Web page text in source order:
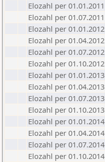
Elozahl per 01.01.2011
Elozahl per 01.07.2011
Elozahl per 01.01.2012
Elozahl per 01.04.2012
Elozahl per 01.07.2012
Elozahl per 01.10.2012
Elozahl per 01.01.2013
Elozahl per 01.04.2013
Elozahl per 01.07.2013
Elozahl per 01.10.2013
Elozahl per 01.01.2014
Elozahl per 01.04.2014
Elozahl per 01.07.2014
Elozahl per 01.10.2014